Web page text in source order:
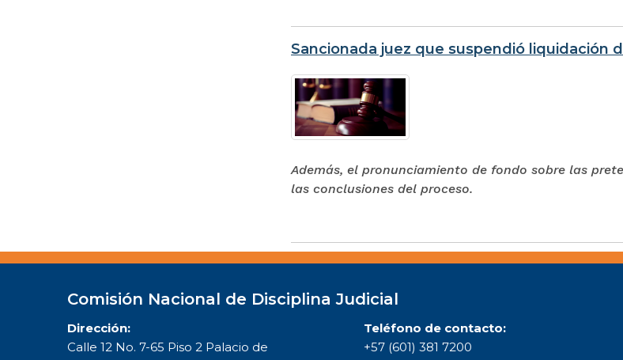
Sancionada juez que suspendió liquidación
Además, el pronunciamiento de fondo sobre las
las conclusiones del proceso.
Comisión Nacional de Disciplina Judicial
Dirección:
Calle 12 No. 7-65 Piso 2 Palacio de
Teléfono de contacto:
+57 (601) 381 7200